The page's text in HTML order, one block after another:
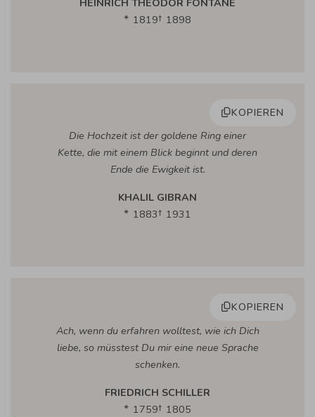
1819
1898
KOPIEREN
Die Hochzeit ist der goldene Ring einer
Kette, die mit einem Blick beginnt und deren
Ende die Ewigkeit ist.
KHALIL GIBRAN
1883
1931
KOPIEREN
Ach, wenn du erfahren wolltest, wie ich Dich
liebe, so müsstest Du mir eine neue Sprache
schenken.
FRIEDRICH SCHILLER
1759
1805